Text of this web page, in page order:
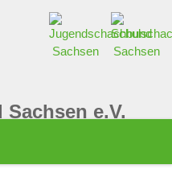
e.V.